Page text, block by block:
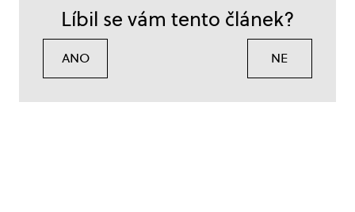
Líbil se vám tento článek?
ANO NE